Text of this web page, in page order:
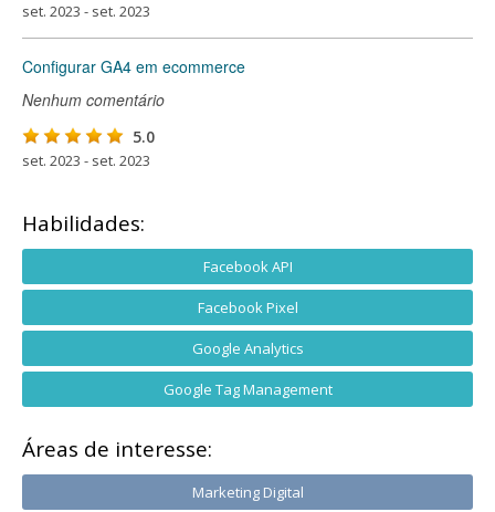
set. 2023 - set. 2023
Configurar GA4 em ecommerce
Nenhum comentário
5.0
set. 2023 - set. 2023
Habilidades:
Facebook API
Facebook Pixel
Google Analytics
Google Tag Management
Áreas de interesse:
Marketing Digital